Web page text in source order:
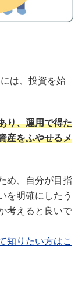
は、投資を始
り、運用で得た
産をふやせるメ
め、自分が目指
を明確にしたう
考えると良いで
知りたい方はこ